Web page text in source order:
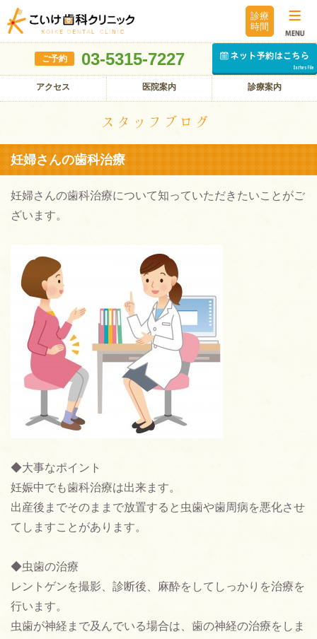
診療
時間
ご予約 03-5315-7227
アクセス 医院案内 診療案内
スタッフブログ
妊婦さんの歯科治療
妊婦さんの歯科治療について知っていただきたいことがご
ざいます。
◆大事なポイント
妊娠中でも歯科治療は出来ます。
出産後までそのままで放置すると虫歯や歯周病を悪化させ
てしますことがあります。
◆虫歯の治療
レントゲンを撮影、診断後、麻酔をしてしっかりを治療を
行います。
虫歯が神経まで及んでいる場合は、歯の神経の治療をしま